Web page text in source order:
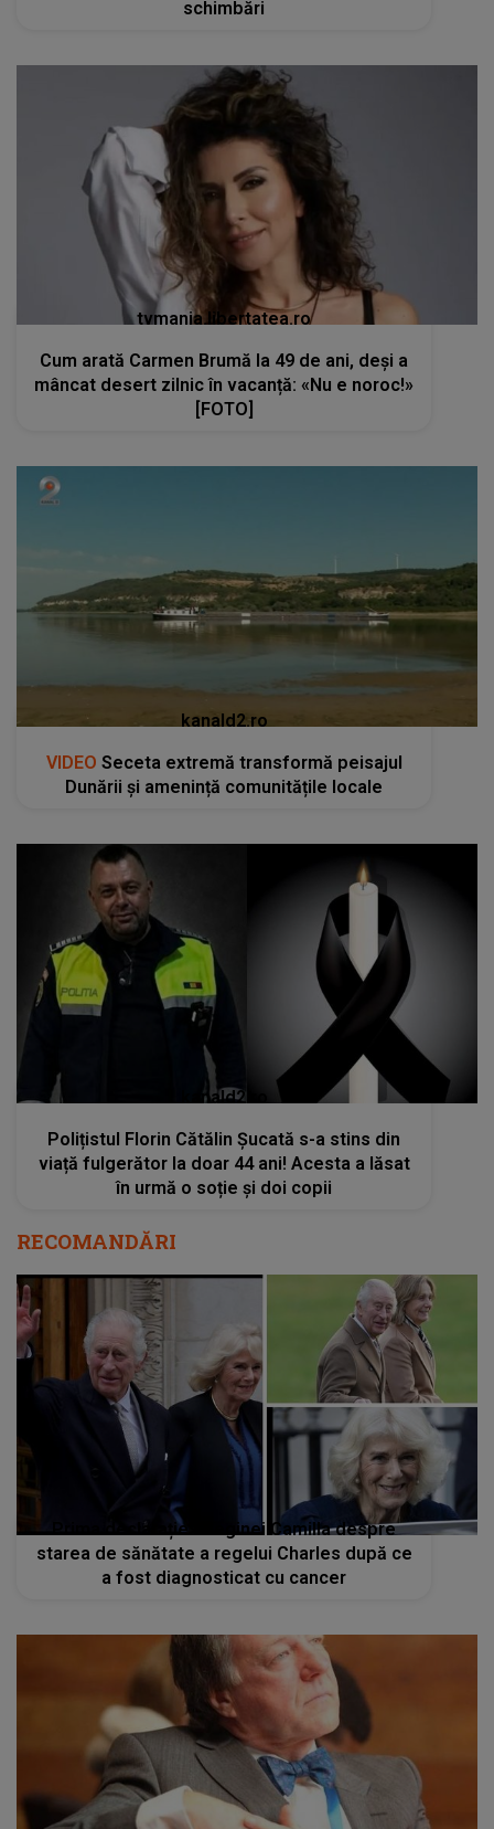
schimbări
tvmania.libertatea.ro
Cum arată Carmen Brumă la 49 de ani, deși a
mâncat desert zilnic în vacanță: «Nu e noroc!»
[FOTO]
kanald2.ro
VIDEO Seceta extremă transformă peisajul
Dunării și amenință comunitățile locale
kanald2.ro
Polițistul Florin Cătălin Șucată s-a stins din
viață fulgerător la doar 44 ani! Acesta a lăsat
în urmă o soție și doi copii
RECOMANDĂRI
Prima declarație a reginei Camilla despre
starea de sănătate a regelui Charles după ce
a fost diagnosticat cu cancer